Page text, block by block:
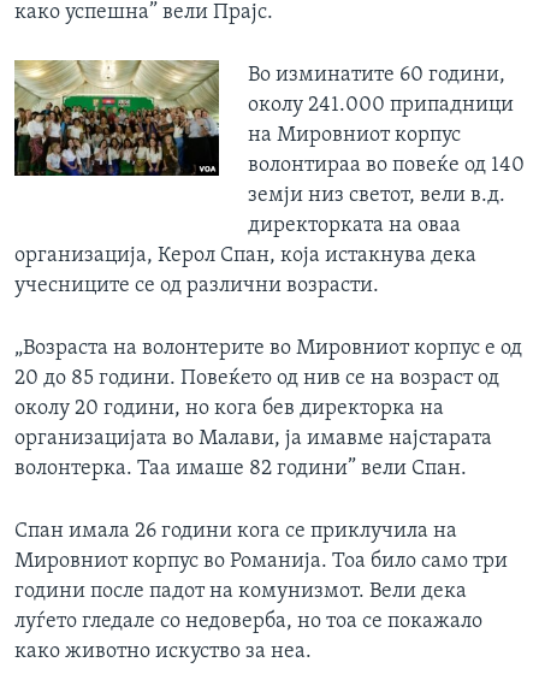
како успешна” вели Прајс.
Во изминатите 60 години,
околу 241.000 припадници
на Мировниот корпус
волонтираа во повеќе од 140
земји низ светот, вели в.д.
директорката на оваа
организација, Керол Спан, која истакнува дека
учесниците се од различни возрасти.
„Возраста на волонтерите во Мировниот корпус е од
20 до 85 години. Повеќето од нив се на возраст од
околу 20 години, но кога бев директорка на
организацијата во Малави, ја имавме најстарата
волонтерка. Таа имаше 82 години” вели Спан.
Спан имала 26 години кога се приклучила на
Мировниот корпус во Романија. Тоа било само три
години после падот на комунизмот. Вели дека
луѓето гледале со недоверба, но тоа се покажало
како животно искуство за неа.